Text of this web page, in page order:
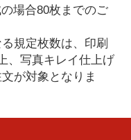
場合80枚までのご
規定枚数は、印刷
、写真キレイ仕上げ
が対象となりま